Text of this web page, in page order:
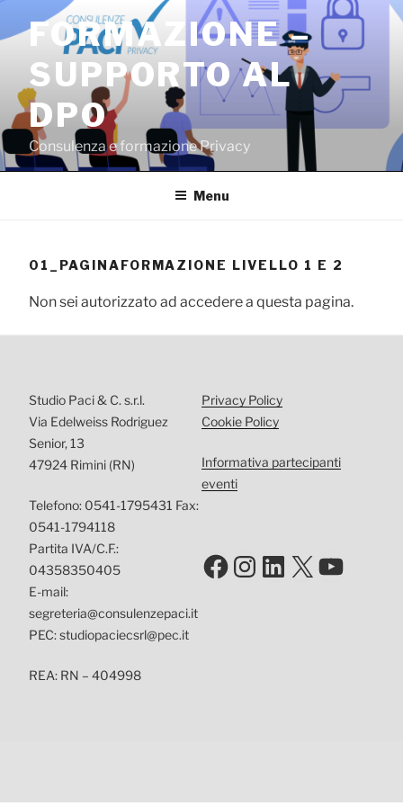
contenuto
FORMAZIONE –
SUPPORTO AL
DPO
Consulenza e formazione Privacy
Menu
01_PAGINAFORMAZIONE LIVELLO 1 E 2
Non sei autorizzato ad accedere a questa pagina.
Studio Paci & C. s.r.l.
Via Edelweiss Rodriguez
Senior, 13
47924 Rimini (RN)
Telefono: 0541-1795431 Fax:
0541-1794118
Partita IVA/C.F.:
04358350405
E-mail:
segreteria@consulenzepaci.it
PEC: studiopaciecsrl@pec.it
REA: RN – 404998
Privacy Policy
Cookie Policy
Informativa partecipanti
eventi
Facebook
Instagram
LinkedIn
X